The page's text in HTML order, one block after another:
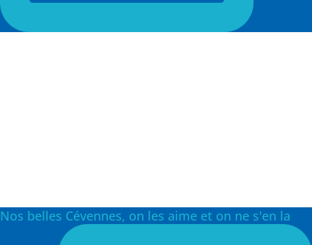
Nos belles Cévennes, on les aime et on ne s'en la